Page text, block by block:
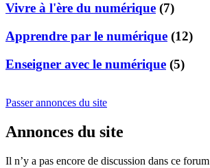
Vivre à l'ère du numérique (7)
Apprendre par le numérique (12)
Enseigner avec le numérique (5)
Passer annonces du site
Annonces du site
Il n’y a pas encore de discussion dans ce forum